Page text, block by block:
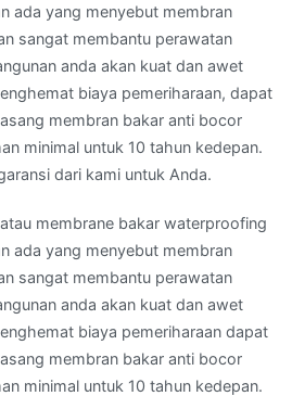
ada yang menyebut membran
sangat membantu perawatan
anda akan kuat dan awet
biaya pemeriharaan, dapat
membran bakar anti bocor
minimal untuk 10 tahun kedepan.
dari kami untuk Anda.
membrane bakar waterproofing
ada yang menyebut membran
sangat membantu perawatan
anda akan kuat dan awet
biaya pemeriharaan dapat
membran bakar anti bocor
minimal untuk 10 tahun kedepan.